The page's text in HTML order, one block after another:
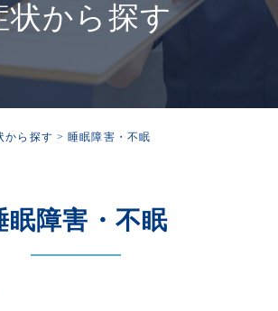
状から探す
から探す > 睡眠障害・不眠
眠障害・不眠